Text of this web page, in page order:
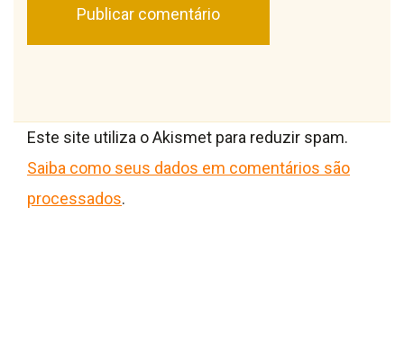
Este site utiliza o Akismet para reduzir spam.
Saiba como seus dados em comentários são
processados.